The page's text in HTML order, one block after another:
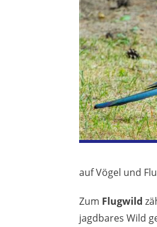
auf Vögel und
Zum Flugwild
jagdbares Wild